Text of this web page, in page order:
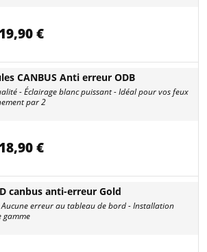
19,90 €
CANBUS Anti erreur ODB
- Éclairage blanc puissant - Idéal pour vos feux
par 2
18,90 €
canbus anti-erreur Gold
Aucune erreur au tableau de bord - Installation
gamme